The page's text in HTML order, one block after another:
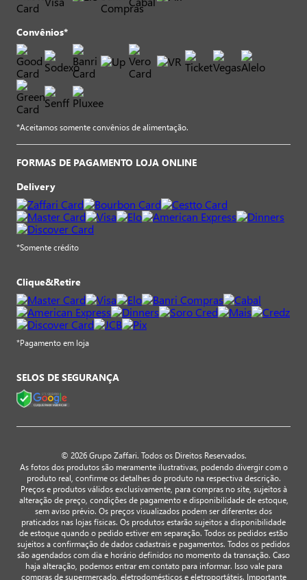
Convênios*
*Aceitamos somente convênios de alimentação.
FORMAS DE PAGAMENTO LOJA ONLINE
Delivery
*Somente crédito
Clique&Retire
*Pagamento em loja
SELOS DE SEGURANÇA
© 2026 Grupo Zaffari. Todos os Direitos Reservados.
As fotos dos produtos são meramente ilustrativas, podendo divergir com o
produto real, confirme os detalhes do produto na respectiva descrição.
Preços e produtos válidos exclusivamente, para compras no site, sujeitos à
alteração de preço, condições de pagamento e disponibilidade de estoque,
sem aviso prévio. Os preços visualizados podem ser diferentes dos
praticados nas lojas físicas. Os produtos estarão sujeitos a disponibilidade
de estoque quando o pedido estiver em separação. Todos os pedidos estão
sujeitos a confirmação de dados cadastrais e pagamentos. Todos os pedidos
são agendados com dia e horário definidos no momento da transação. Caso
haja alteração, podemos entrar em contato para informar. Isso vale para
compras de supermercado, eletrodomésticos e eletroportáteis. Importante